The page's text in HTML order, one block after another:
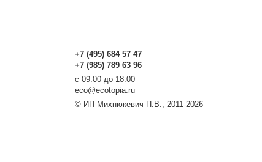
+7 (495) 684 57 47
+7 (985) 789 63 96
с 09:00 до 18:00
eco@ecotopia.ru
© ИП Михнюкевич П.В., 2011-2026